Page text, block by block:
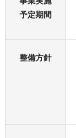
予定期間
整備方針